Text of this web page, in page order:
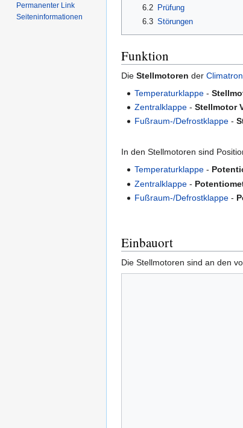
6.2
Prüfung
6.3 Störungen
Funktion
Die Stellmotoren der
Temperaturklappe -
Zentralklappe -Stellmotor
Fußraum-/Defrostklappe -
In den Stellmotoren sind
Temperaturklappe -
Zentralklappe -
Fußraum-/Defrostklappe -
Einbauort
Die Stellmotoren sind an den
Permanenter Link
Seiten­informationen